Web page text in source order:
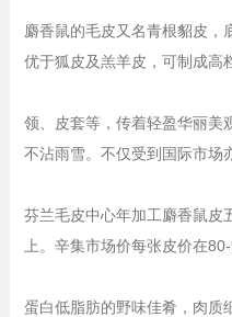
麝香鼠的毛皮又名青根貂皮，
优于狐皮及羔羊皮，可制成高
领、皮套等，传着轻盈华丽美
不沾雨雪。不仅受到国际市场
芬兰毛皮中心年加工麝香鼠皮
上。辛集市场价每张皮价在
蛋白低脂肪的野味佳肴，肉质